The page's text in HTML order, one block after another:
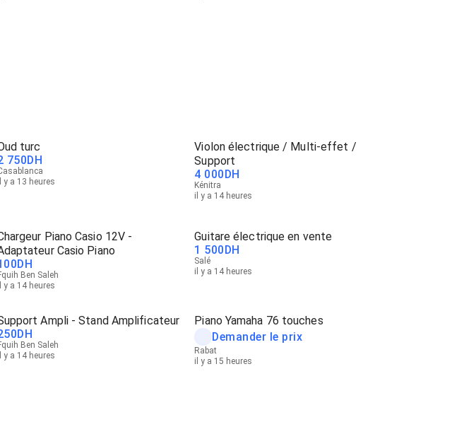
turc
750DH
y a 13 heures
Violon électrique / Multi-effet /
Support
4 000DH
Kénitra
il y a 14 heures
Piano Casio 12V -
Casio Piano
DH
Ben Saleh
y a 14 heures
Guitare électrique en vente
1 500DH
Salé
il y a 14 heures
Ampli - Stand Amplificateur
DH
Ben Saleh
y a 14 heures
Piano Yamaha 76 touches
Demander le prix
Rabat
il y a 15 heures